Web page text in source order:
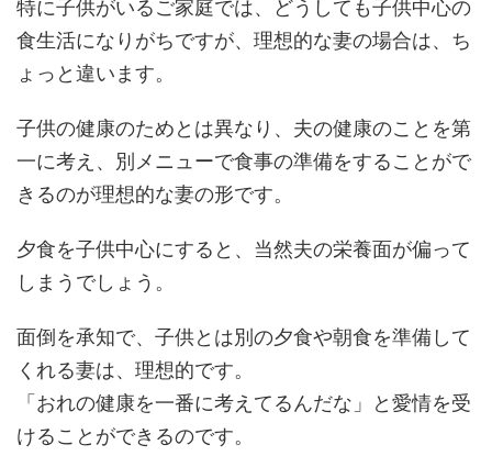
特に子供がいるご家庭では、どうしても子供中心の
食生活になりがちですが、理想的な妻の場合は、ち
ょっと違います。
子供の健康のためとは異なり、夫の健康のことを第
一に考え、別メニューで食事の準備をすることがで
きるのが理想的な妻の形です。
夕食を子供中心にすると、当然夫の栄養面が偏って
しまうでしょう。
面倒を承知で、子供とは別の夕食や朝食を準備して
くれる妻は、理想的です。
「おれの健康を一番に考えてるんだな」と愛情を受
けることができるのです。